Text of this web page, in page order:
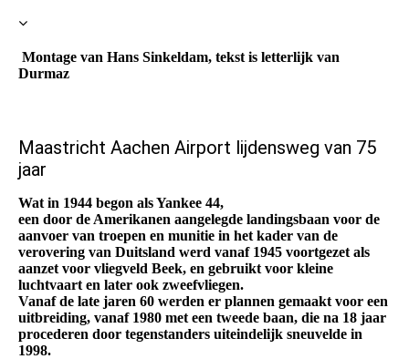
Montage van Hans Sinkeldam, tekst is letterlijk van
Durmaz
Maastricht Aachen Airport lijdensweg van 75
jaar
Wat in 1944 begon als Yankee 44,
een door de Amerikanen aangelegde landingsbaan voor de
aanvoer van troepen en munitie in het kader van de
verovering van Duitsland werd vanaf 1945 voortgezet als
aanzet voor vliegveld Beek, en gebruikt voor kleine
luchtvaart en later ook zweefvliegen.
Vanaf de late jaren 60 werden er plannen gemaakt voor een
uitbreiding, vanaf 1980 met een tweede baan, die na 18 jaar
procederen door tegenstanders uiteindelijk sneuvelde in
1998.